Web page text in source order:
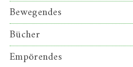
Bewegendes
Bücher
Empörendes